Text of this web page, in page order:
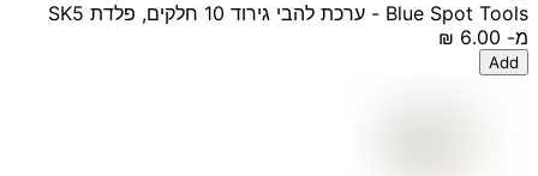
Blue Spot Tools - ערכת להבי גירוד 10 חלקים, פלדת SK5
מ-
Add